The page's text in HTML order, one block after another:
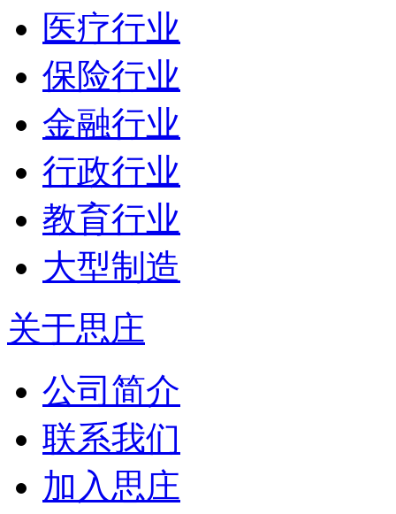
医疗行业
保险行业
金融行业
行政行业
教育行业
大型制造
关于思庄
公司简介
联系我们
加入思庄